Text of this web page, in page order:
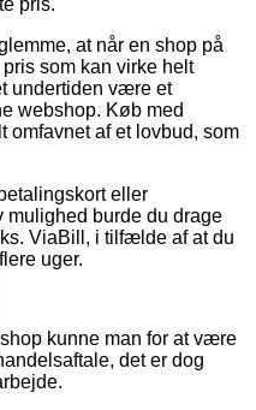
at når en shop på
som kan virke helt
undertiden være et
webshop. Køb med
af et lovbud, som
eller
mulighed burde du drage
ViaBill, i tilfælde af at du
uger.
kunne man for at være
det er dog